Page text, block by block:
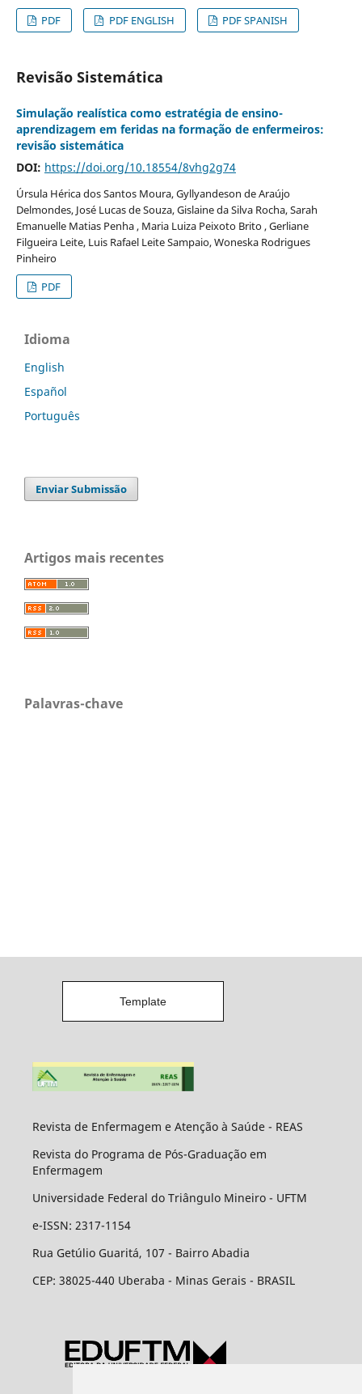
PDF
PDF ENGLISH PDF SPANISH
Revisão Sistemática
Simulação realística como estratégia de ensino-
aprendizagem em feridas na formação de enfermeiros:
revisão sistemática
DOI: https://doi.org/10.18554/8vhg2g74
Úrsula Hérica dos Santos Moura, Gyllyandeson de Araújo
Delmondes, José Lucas de Souza, Gislaine da Silva Rocha, Sarah
Emanuelle Matias Penha , Maria Luiza Peixoto Brito , Gerliane
Filgueira Leite, Luis Rafael Leite Sampaio, Woneska Rodrigues
Pinheiro
PDF
Idioma
English
Español
Português
Enviar Submissão
Artigos mais recentes
Palavras-chave
Template
Revista de Enfermagem e Atenção à Saúde - REAS
Revista do Programa de Pós-Graduação em
Enfermagem
Universidade Federal do Triângulo Mineiro - UFTM
e-ISSN: 2317-1154
Rua Getúlio Guaritá, 107 - Bairro Abadia
CEP: 38025-440 Uberaba - Minas Gerais - BRASIL